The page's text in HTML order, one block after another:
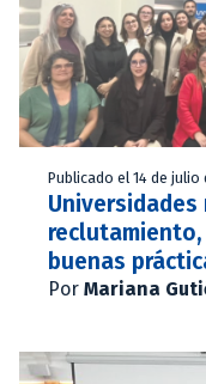
Publicado el 14 de julio
buenas
Por Mariana